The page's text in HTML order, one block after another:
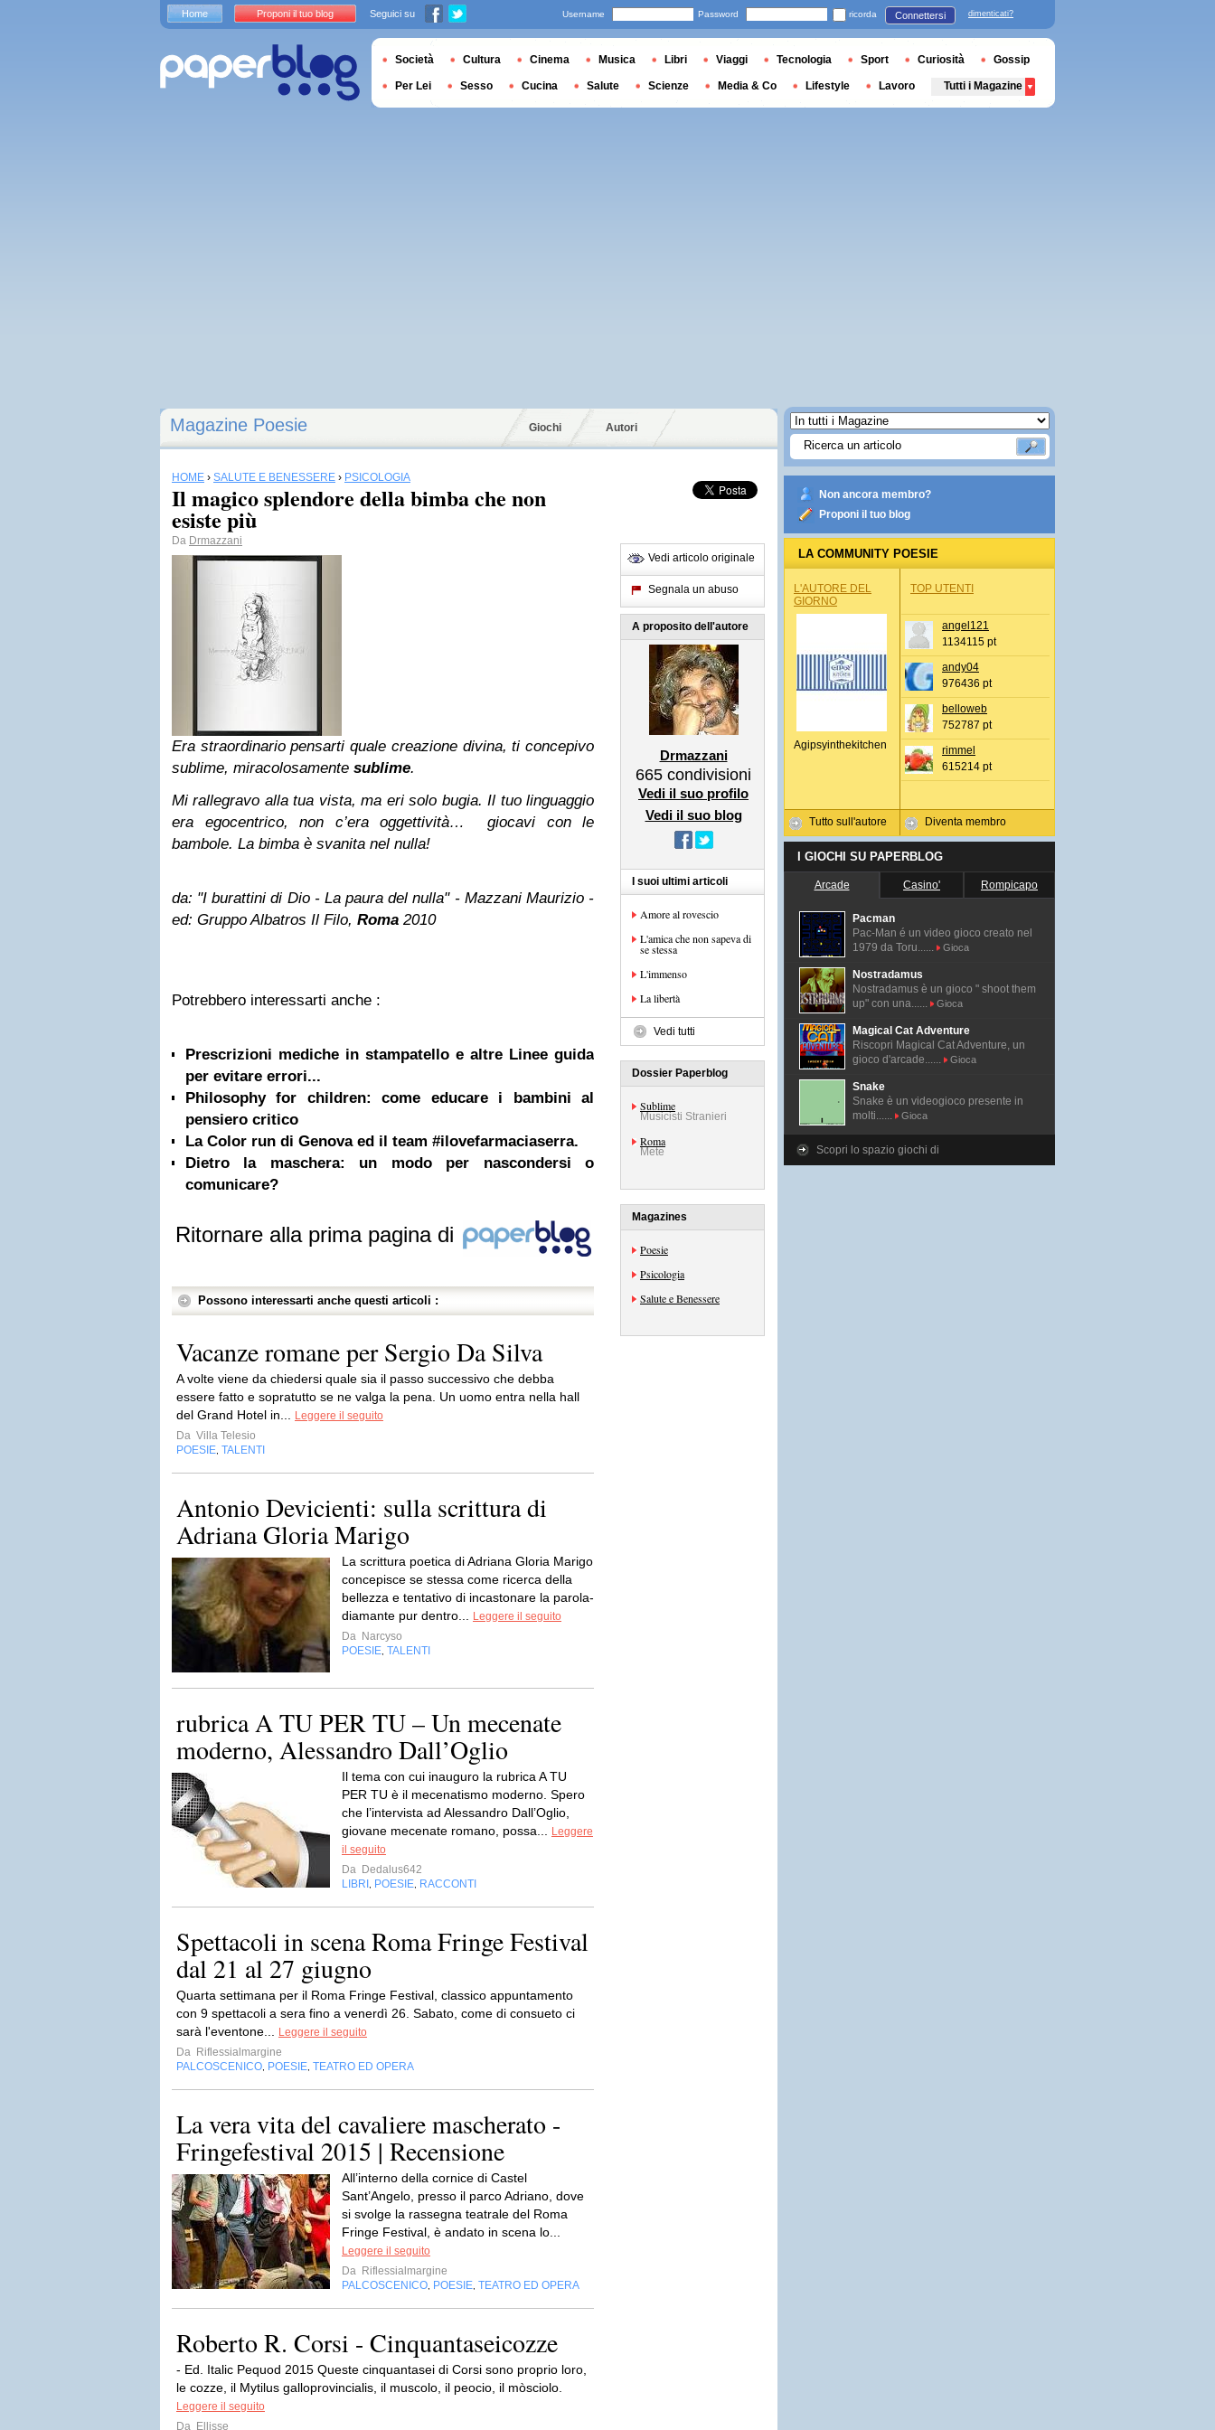
Magazine Poesie Giochi Autori
HOME › SALUTE E BENESSERE › PSICOLOGIA
Il magico splendore della bimba che non
esiste più
Da Drmazzani
Era straordinario pensarti quale creazione divina, ti concepivo
sublime, miracolosamente sublime.
Mi rallegravo alla tua vista, ma eri solo bugia. Il tuo linguaggio
era egocentrico, non c’era oggettività… giocavi con le
bambole. La bimba è svanita nel nulla!
da: "I burattini di Dio - La paura del nulla" - Mazzani Maurizio -
ed: Gruppo Albatros Il Filo, Roma 2010
Potrebbero interessarti anche :
Prescrizioni mediche in stampatello e altre Linee guida
per evitare errori...
Philosophy for children: come educare i bambini al
pensiero critico
La Color run di Genova ed il team #ilovefarmaciaserra.
Dietro la maschera: un modo per nascondersi o
comunicare?
Ritornare alla prima pagina di
Possono interessarti anche questi articoli :
Vacanze romane per Sergio Da Silva
A volte viene da chiedersi quale sia il passo successivo che debba
essere fatto e sopratutto se ne valga la pena. Un uomo entra nella hall
del Grand Hotel in...
Leggere il seguito
Da Villa Telesio
POESIE TALENTI
Antonio Devicienti: sulla scrittura di
Adriana Gloria Marigo
La scrittura poetica di Adriana Gloria Marigo
concepisce se stessa come ricerca della
bellezza e tentativo di incastonare la parola-
diamante pur dentro...
Leggere il seguito
Da Narcyso
POESIE TALENTI
rubrica A TU PER TU – Un mecenate
moderno, Alessandro Dall’Oglio
Il tema con cui inauguro la rubrica A TU
PER TU è il mecenatismo moderno. Spero
che l’intervista ad Alessandro Dall’Oglio,
giovane mecenate romano, possa...
Leggere
il seguito
Da Dedalus642
LIBRI
POESIE RACCONTI
Spettacoli in scena Roma Fringe Festival
dal 21 al 27 giugno
Quarta settimana per il Roma Fringe Festival, classico appuntamento
con 9 spettacoli a sera fino a venerdì 26. Sabato, come di consueto ci
sarà l'eventone...
Leggere il seguito
Da Riflessialmargine
PALCOSCENICO POESIE TEATRO ED OPERA
La vera vita del cavaliere mascherato -
Fringefestival 2015 | Recensione
All’interno della cornice di Castel
Sant’Angelo, presso il parco Adriano, dove
si svolge la rassegna teatrale del Roma
Fringe Festival, è andato in scena lo...
Leggere il seguito
Da Riflessialmargine
PALCOSCENICO POESIE TEATRO ED OPERA
Roberto R. Corsi - Cinquantaseicozze
- Ed. Italic Pequod 2015 Queste cinquantasei di Corsi sono proprio loro,
le cozze, il Mytilus galloprovincialis, il muscolo, il peocio, il mòsciolo.
Leggere il seguito
Da Ellisse
Vedi articolo originale
Segnala un abuso
A proposito dell'autore
Drmazzani
665 condivisioni
Vedi il suo profilo
Vedi il suo blog
I suoi ultimi articoli
Amore al rovescio
L'amica che non sapeva di
se stessa
L'immenso
La libertà
Vedi tutti
Dossier Paperblog
Sublime
Musicisti Stranieri
Roma
Mete
Magazines
Poesie
Psicologia
Salute e Benessere
Non ancora membro?
Proponi il tuo blog
LA COMMUNITY POESIE
L'AUTORE DEL
GIORNO
Agipsyinthekitchen
Tutto sull'autore
TOP UTENTI
angel121
1134115 pt
andy04
976436 pt
belloweb
752787 pt
rimmel
615214 pt
Diventa membro
I GIOCHI SU PAPERBLOG
Arcade Casino' Rompicapo
Pacman
Pac-Man é un video gioco creato nel
1979 da Toru......
Gioca
Nostradamus
Nostradamus è un gioco " shoot them
up" con una......
Gioca
Magical Cat Adventure
Riscopri Magical Cat Adventure, un
gioco d'arcade......
Gioca
Snake
Snake è un videogioco presente in
molti......
Gioca
Scopri lo spazio giochi di
Home Proponi il tuo blog Seguici su Username Password ricorda Connettersi dimenticati?
Società Cultura Cinema Musica Libri Viaggi Tecnologia Sport Curiosità Gossip
Per Lei Sesso Cucina Salute Scienze Media & Co Lifestyle Lavoro Tutti i Magazine